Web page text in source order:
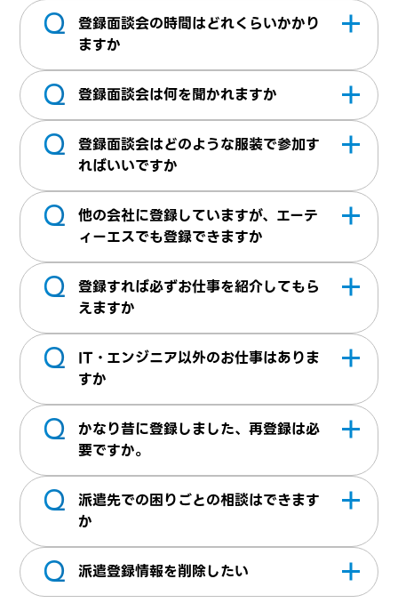
すると派遣も終了いたします ・無期雇用型派
遣：当社に無期雇用で雇用され、派遣先企業
様にて就業していただきます。無期雇用とな
るため安定して働くことができます
せん。 ご応募した際に送られてくるチャット
にアクセスいただきご都合がある日程を選択
いただければ、登録面談の予約が可能となり
ます。既に登録済みで再度面談をご希望され
る方については、お問い合わせよりご連絡く
ださい。チャットでの面接予約URLをメール
にて送信させていただいております。
の就労が認められていますので登録できま
す。但し、在留資格によっては就業できない
場合もございます。
平日（日中：10時・12時・14時・16時開
始。夜間：19時開始）・土曜（10時開始の
み）。日曜祝日はお休みを頂戴しておりま
す。
Q
登録面談会の時間はどれくらいかかり
ますか
通常45分～60分ほどお時間を頂戴しており
Q 登録面談会は何を聞かれますか
弊社での登録面談は、面接（合否判定）では
ございません。職務経歴書には書かれていな
い内容や、例えばプロジェクト参加時のポジ
ション・人数などより詳細にお伺いすること
でお人柄やアピールポイントなど経歴書など
には書かれていない行間を明確にし、ご紹介
先企業様の案件とのマッチングに活用させて
いただきます。また、ご不明点やご希望など
も面談時にお伺いしておりますので遠慮なく
お申し付けください。
Q
登録面談会はどのような服装で参加す
ればいいですか
特に指定はございません。男性はスーツやジ
ャケット。女性はオフィスカジュアルで参加
されることが多いです。
Q
他の会社に登録していますが、エーテ
ィーエスでも登録できますか
登録できます。他の派遣会社に登録している
方、就業している方でも登録可能です。面談
時には現在の就業状況や、今後の希望条件な
どお聞かせください。現在就業中の方で勤務
を開始出来る時期が不明確な場合、ご紹介が
難しくなる可能性がございます。退職日程が
決まり次第担当営業へご連絡ください。
Q
登録すれば必ずお仕事を紹介してもら
えますか
必ずお仕事のご紹介は保障できません。求職
者様のご希望・条件などと、企業様側の依頼
条件とを照らし合わせを行い、マッチした条
件と合う仕事があった場合ご紹介させていた
だいております。
Q
IT・エンジニア以外のお仕事はありま
すか
IT系の企業様を中心に、事務系・営業系のお
仕事も多数取り揃えており、テクパスに掲載
されていない非公開案件もございますので安
心してご登録ください。
Q
かなり昔に登録しました、再登録は必
要ですか。
アカウントを再度発行いただく必要はありま
せん。登録面談は、面談実施から1年以上経っ
ている方は直近のご状況等もお伺いしたいた
め「お問い合わせ」よりご連絡いただき予約
フォームの案内に従い面談の予約をお願いい
Q
派遣先での困りごとの相談はできます
か
はいお気軽にご相談ください。定期的に営業
Q 派遣登録情報を削除したい